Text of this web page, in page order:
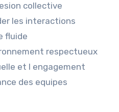
collective
les interactions
fluide
respectueux
et l engagement
des equipes